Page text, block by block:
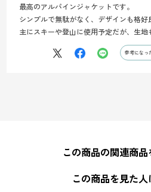
最高のアルパインジャケットです。
シンプルで無駄がなく、デザインも格好
主にスキーや登山に使用予定だが、生地
参考になっ
この商品の関連商
この商品を見た